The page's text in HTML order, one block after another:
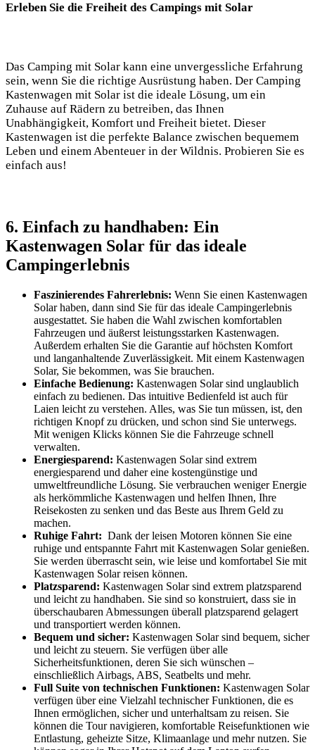
Erleben Sie ‌die ‌Freiheit des Campings mit Solar
Das Camping mit Solar kann eine unvergessliche Erfahrung​
sein, wenn Sie die ⁢richtige Ausrüstung haben. Der Camping
Kastenwagen⁣ mit‍ Solar ist die ideale Lösung, um ein
Zuhause auf Rädern zu betreiben,‌ das Ihnen​
Unabhängigkeit, Komfort‍ und ‌Freiheit‍ bietet. Dieser⁣
Kastenwagen ist‌ die perfekte Balance ‌zwischen bequemem
Leben und einem Abenteuer in der Wildnis. Probieren Sie ‌es
einfach aus!
6. ​Einfach zu handhaben: Ein
Kastenwagen Solar für das ideale
Campingerlebnis
Faszinierendes ⁣Fahrerlebnis: Wenn Sie ⁢einen Kastenwagen
Solar haben,‌ dann ⁢sind Sie für⁤ das ‍ideale Campingerlebnis
ausgestattet. Sie haben die Wahl zwischen komfortablen
‌Fahrzeugen und äußerst leistungsstarken Kastenwagen.
Außerdem erhalten Sie die ⁣Garantie auf⁢ höchsten Komfort
und langanhaltende Zuverlässigkeit. Mit einem Kastenwagen
Solar, Sie⁤ bekommen, was Sie⁤ brauchen.
Einfache Bedienung: Kastenwagen Solar sind ‌unglaublich
einfach ⁣zu⁢ bedienen. ⁤Das intuitive Bedienfeld ist auch für
Laien leicht zu verstehen. ⁢Alles, ⁣was Sie tun müssen,⁣ ist,‍ den⁣
richtigen Knopf zu⁤ drücken,⁢ und schon sind ⁤Sie unterwegs.
Mit⁣ wenigen Klicks können Sie⁣ die‌ Fahrzeuge schnell⁤
verwalten.
Energiesparend: Kastenwagen Solar sind​ extrem
energiesparend und daher eine kostengünstige und
umweltfreundliche Lösung. Sie verbrauchen weniger Energie
als herkömmliche Kastenwagen und helfen Ihnen, Ihre
Reisekosten​ zu senken und das Beste aus Ihrem Geld zu
‌machen.
Ruhige Fahrt: ​ Dank der leisen ‌Motoren ‍können⁣ Sie eine
ruhige und entspannte Fahrt‌ mit Kastenwagen Solar genießen.
Sie werden überrascht sein, wie leise ​und komfortabel Sie mit
Kastenwagen Solar ‍reisen können.
Platzsparend: Kastenwagen Solar sind extrem platzsparend
und leicht ⁤zu handhaben. Sie sind so konstruiert, dass sie in
überschaubaren Abmessungen überall ​platzsparend ‍gelagert
⁢und⁤ transportiert werden ​können.
Bequem und sicher: Kastenwagen Solar ‍sind‌ bequem,‍ sicher⁢
und ⁣leicht zu steuern. Sie verfügen ‍über⁤ alle
Sicherheitsfunktionen, ‍deren Sie sich wünschen ⁢–
einschließlich Airbags, ABS, Seatbelts und mehr.
Full ​Suite von technischen Funktionen: Kastenwagen Solar
verfügen über ⁣eine Vielzahl technischer Funktionen, die​ es
⁤Ihnen ermöglichen, sicher und unterhaltsam zu ⁢reisen. Sie⁣
können ⁢die​ Tour navigieren,⁣ komfortable Reisefunktionen ⁤wie
Entlastung, geheizte Sitze, Klimaanlage und​ mehr nutzen. Sie